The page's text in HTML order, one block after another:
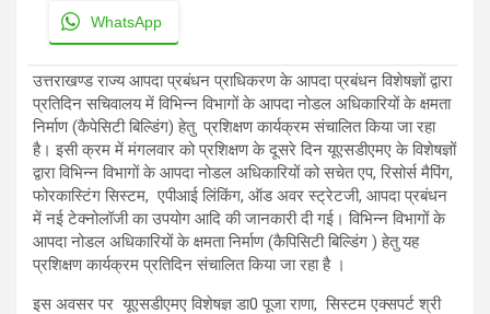
WhatsApp
उत्तराखण्ड राज्य आपदा प्रबंधन प्राधिकरण के आपदा प्रबंधन विशेषज्ञों द्वारा
प्रतिदिन सचिवालय में विभिन्न विभागों के आपदा नोडल अधिकारियों के क्षमता
निर्माण (कैपेसिटी बिल्डिंग) हेतु प्रशिक्षण कार्यक्रम संचालित किया जा रहा
है। इसी क्रम में मंगलवार को प्रशिक्षण के दूसरे दिन यूएसडीएमए के विशेषज्ञों
द्वारा विभिन्न विभागों के आपदा नोडल अधिकारियों को सचेत एप, रिसोर्स मैपिंग,
फोरकास्टिंग सिस्टम, एपीआई लिंकिंग, ऑड अवर स्ट्रेटजी, आपदा प्रबंधन
में नई टेक्नोलॉजी का उपयोग आदि की जानकारी दी गई। विभिन्न विभागों के
आपदा नोडल अधिकारियों के क्षमता निर्माण (कैपिसिटी बिल्डिंग ) हेतु यह
प्रशिक्षण कार्यक्रम प्रतिदिन संचालित किया जा रहा है ।
इस अवसर पर यूएसडीएमए विशेषज्ञ डा0 पूजा राणा, सिस्टम एक्सपर्ट श्री